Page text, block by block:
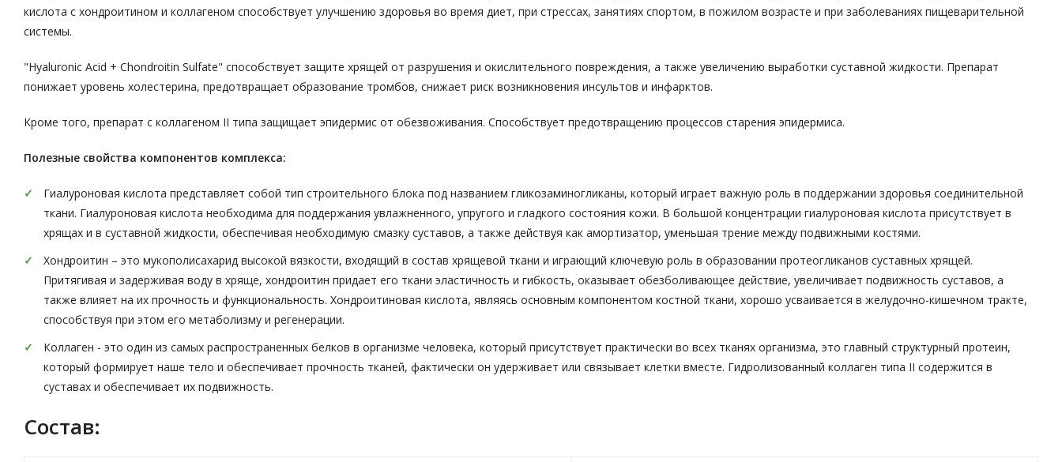
кислота с хондроитином и коллагеном способствует улучшению здоровья во время диет, при стрессах, занятиях спортом, в пожилом возрасте и при заболеваниях пищеварительной
системы.
"Hyaluronic Acid + Chondroitin Sulfate" способствует защите хрящей от разрушения и окислительного повреждения, а также увеличению выработки суставной жидкости. Препарат
понижает уровень холестерина, предотвращает образование тромбов, снижает риск возникновения инсультов и инфарктов.
Кроме того, препарат с коллагеном II типа защищает эпидермис от обезвоживания. Способствует предотвращению процессов старения эпидермиса.
Полезные свойства компонентов комплекса:
Гиалуроновая кислота представляет собой тип строительного блока под названием гликозаминогликаны, который играет важную роль в поддержании здоровья соединительной
ткани. Гиалуроновая кислота необходима для поддержания увлажненного, упругого и гладкого состояния кожи. В большой концентрации гиалуроновая кислота присутствует в
хрящах и в суставной жидкости, обеспечивая необходимую смазку суставов, а также действуя как амортизатор, уменьшая трение между подвижными костями.
Хондроитин – это мукополисахарид высокой вязкости, входящий в состав хрящевой ткани и играющий ключевую роль в образовании протеогликанов суставных хрящей.
Притягивая и задерживая воду в хряще, хондроитин придает его ткани эластичность и гибкость, оказывает обезболивающее действие, увеличивает подвижность суставов, а
также влияет на их прочность и функциональность. Хондроитиновая кислота, являясь основным компонентом костной ткани, хорошо усваивается в желудочно-кишечном тракте,
способствуя при этом его метаболизму и регенерации.
Коллаген - это один из самых распространенных белков в организме человека, который присутствует практически во всех тканях организма, это главный структурный протеин,
который формирует наше тело и обеспечивает прочность тканей, фактически он удерживает или связывает клетки вместе. Гидролизованный коллаген типа II содержится в
суставах и обеспечивает их подвижность.
Состав: